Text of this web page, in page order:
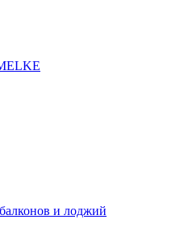
и лоджий